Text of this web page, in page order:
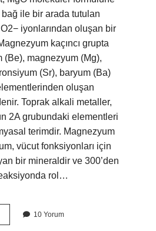
ile bir arada tutulan
iyonlarından oluşan bir
kaçıncı grupta
(Be), magnezyum (Mg),
(Sr), baryum (Ba)
oluşan
Toprak alkali metaller,
2A grubundaki elementleri
terimdir. Magnezyum
vücut fonksiyonları için
bir mineraldir ve 300’den
rol…
Magnezyum10 Yorum